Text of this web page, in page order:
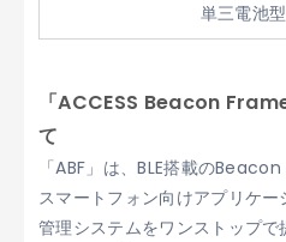
単三電池
「ACCESS Beacon
て
「ABF」は、BLE搭載の
スマートフォン向けアプリケ
管理システムをワンストップ